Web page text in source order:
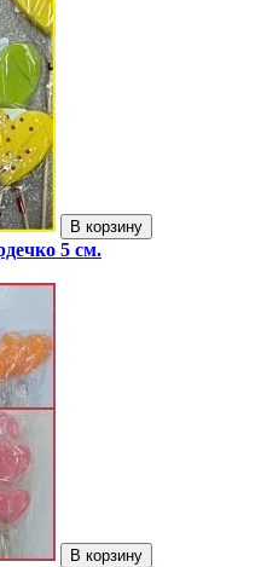
В корзину
5 см.
В корзину